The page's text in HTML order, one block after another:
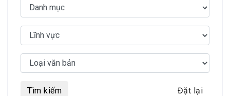
Tìm kiếm Đặt lại